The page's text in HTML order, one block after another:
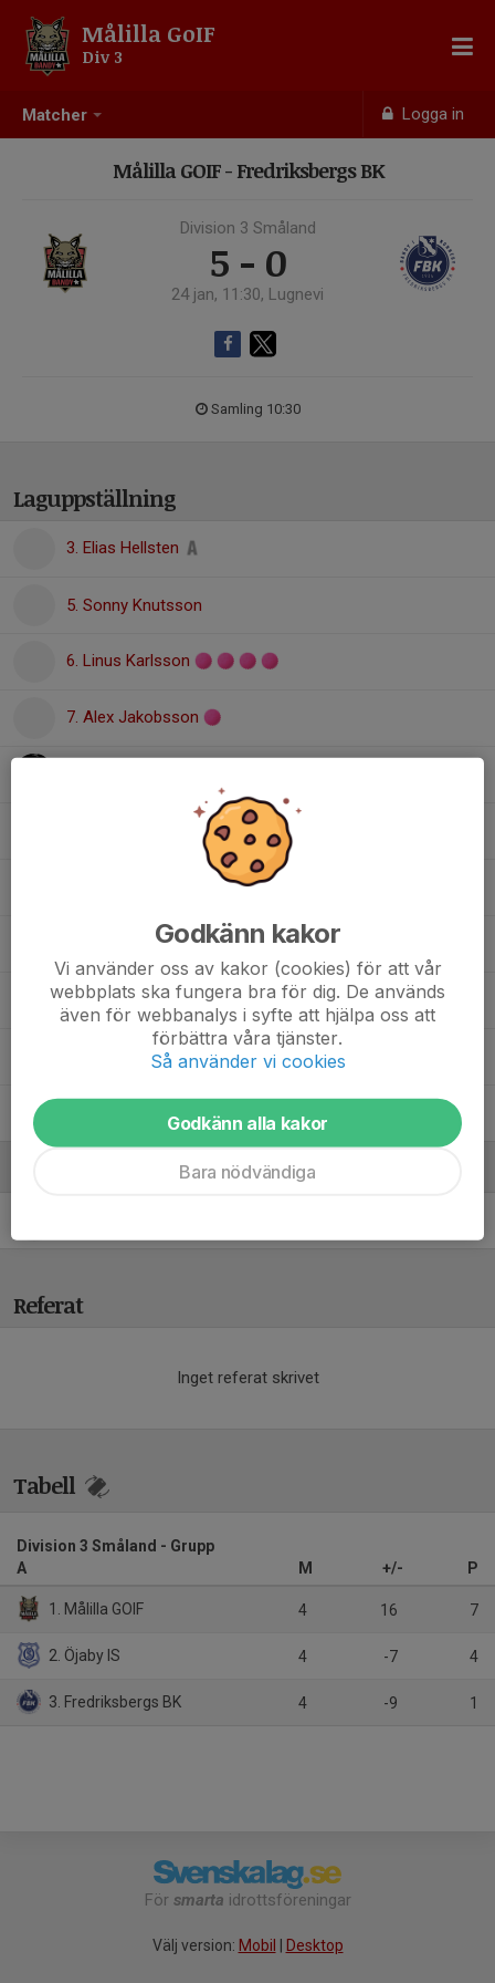
Matcher Logga in
Målilla GoIF
Div 3
Målilla GOIF - Fredriksbergs BK
Division 3 Småland
5 - 0
24 jan, 11:30, Lugnevi
Samling 10:30
Laguppställning
3. Elias Hellsten
5. Sonny Knutsson
6. Linus Karlsson
7. Alex Jakobsson
24. Sebastian Svensson
25. Linus Ahlstedt
26. Alexander Emanuelsson
95. Melvin Hermansson Kling
Referat
Inget referat skrivet
Tabell
Division 3 Småland - Grupp
A
M +/- P
1. Målilla GOIF 4 16 7
2. Öjaby IS 4 -7 4
3. Fredriksbergs BK 4 -9 1
För smarta idrottsföreningar
Välj version: Mobil Desktop
Godkänn kakor
Vi använder oss av kakor (cookies) för att vår
webbplats ska fungera bra för dig. De används
även för webbanalys i syfte att hjälpa oss att
förbättra våra tjänster.
Så använder vi cookies
Godkänn alla kakor
Bara nödvändiga